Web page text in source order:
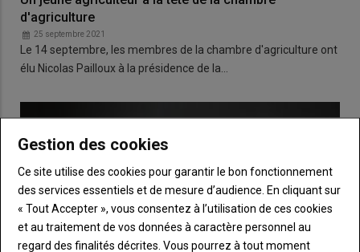
d'agriculture
25 septembre 2021
Le 14 septembre, les membres de la chambre d'agriculture ont
élu Nicolas Pailloux à la présidence de la…
Gestion des cookies
Ce site utilise des cookies pour garantir le bon fonctionnement
des services essentiels et de mesure d’audience. En cliquant sur
« Tout Accepter », vous consentez à l’utilisation de ces cookies
et au traitement de vos données à caractère personnel au
regard des finalités décrites. Vous pourrez à tout moment